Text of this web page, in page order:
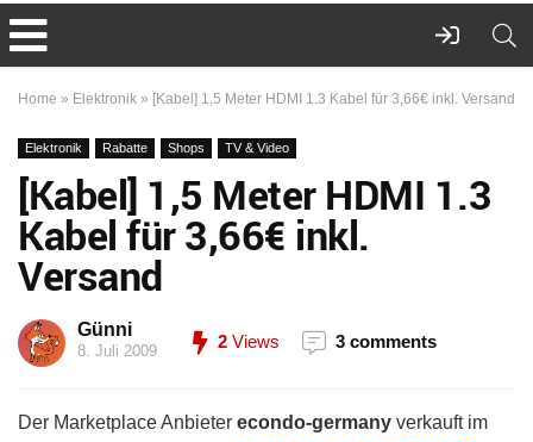
Home » Elektronik » [Kabel] 1,5 Meter HDMI 1.3 Kabel für 3,66€ inkl. Versand
Elektronik Rabatte Shops TV & Video
[Kabel] 1,5 Meter HDMI 1.3
Kabel für 3,66€ inkl.
Versand
Günni
8. Juli 2009 2 Views 3 comments
Der Marketplace Anbieter econdo-germany verkauft im